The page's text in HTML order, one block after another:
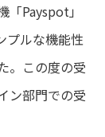
Payspot」
プルな機能性
。この度の受
ン部門での受